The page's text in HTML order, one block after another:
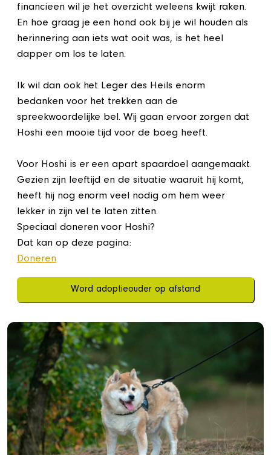
financieen wil je het overzicht weleens kwijt raken.
En hoe graag je een hond ook bij je wil houden als
herinnering aan iets wat ooit was, is het heel
dapper om los te laten.
Ik wil dan ook het Leger des Heils enorm
bedanken voor het trekken aan de
spreekwoordelijke bel. Wij gaan ervoor zorgen dat
Hoshi een mooie tijd voor de boeg heeft.
Voor Hoshi is er een apart spaardoel aangemaakt.
Gezien zijn leeftijd en de situatie waaruit hij komt,
heeft hij nog enorm veel nodig om hem weer
lekker in zijn vel te laten zitten.
Speciaal doneren voor Hoshi?
Dat kan op deze pagina:
Doneren
Word adoptieouder op afstand